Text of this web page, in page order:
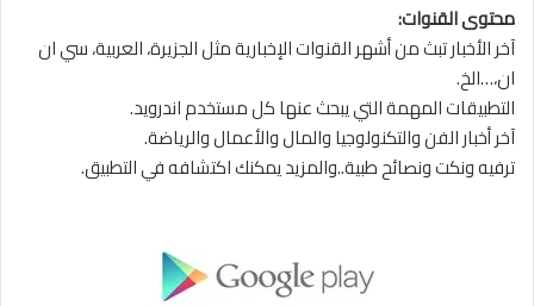
محتوى القنوات:
آخر الأخبار تبث من أشهر القنوات الإخبارية مثل الجزيرة، العربية، سي ان
ان،…الخ.
التطبيقات المهمة التي يبحث عنها كل مستخدم اندرويد.
آخر أخبار الفن والتكنولوجيا والمال والأعمال والرياضة.
ترفيه ونكت ونصائح طبية..والمزيد يمكنك اكتشافه في التطبيق.